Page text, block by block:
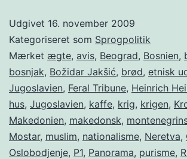
Udgivet 16. november 2009
Kategoriseret som Sprogpolitik
Mærket ægte, avis, Beograd, Bosnien,
bosnjak, Božidar Jakšić, brød, etnisk
Jugoslavien, Feral Tribune, Heinrich
hus, Jugoslavien, kaffe, krig, krigen,
Makedonien, makedonsk,
Mostar, muslim, nationalisme, Neretva,
Oslobodjenje, P1, Panorama, purisme,